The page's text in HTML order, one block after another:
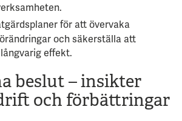
för att övervaka
och säkerställa att
effekt.
beslut – insikter
och förbättringar